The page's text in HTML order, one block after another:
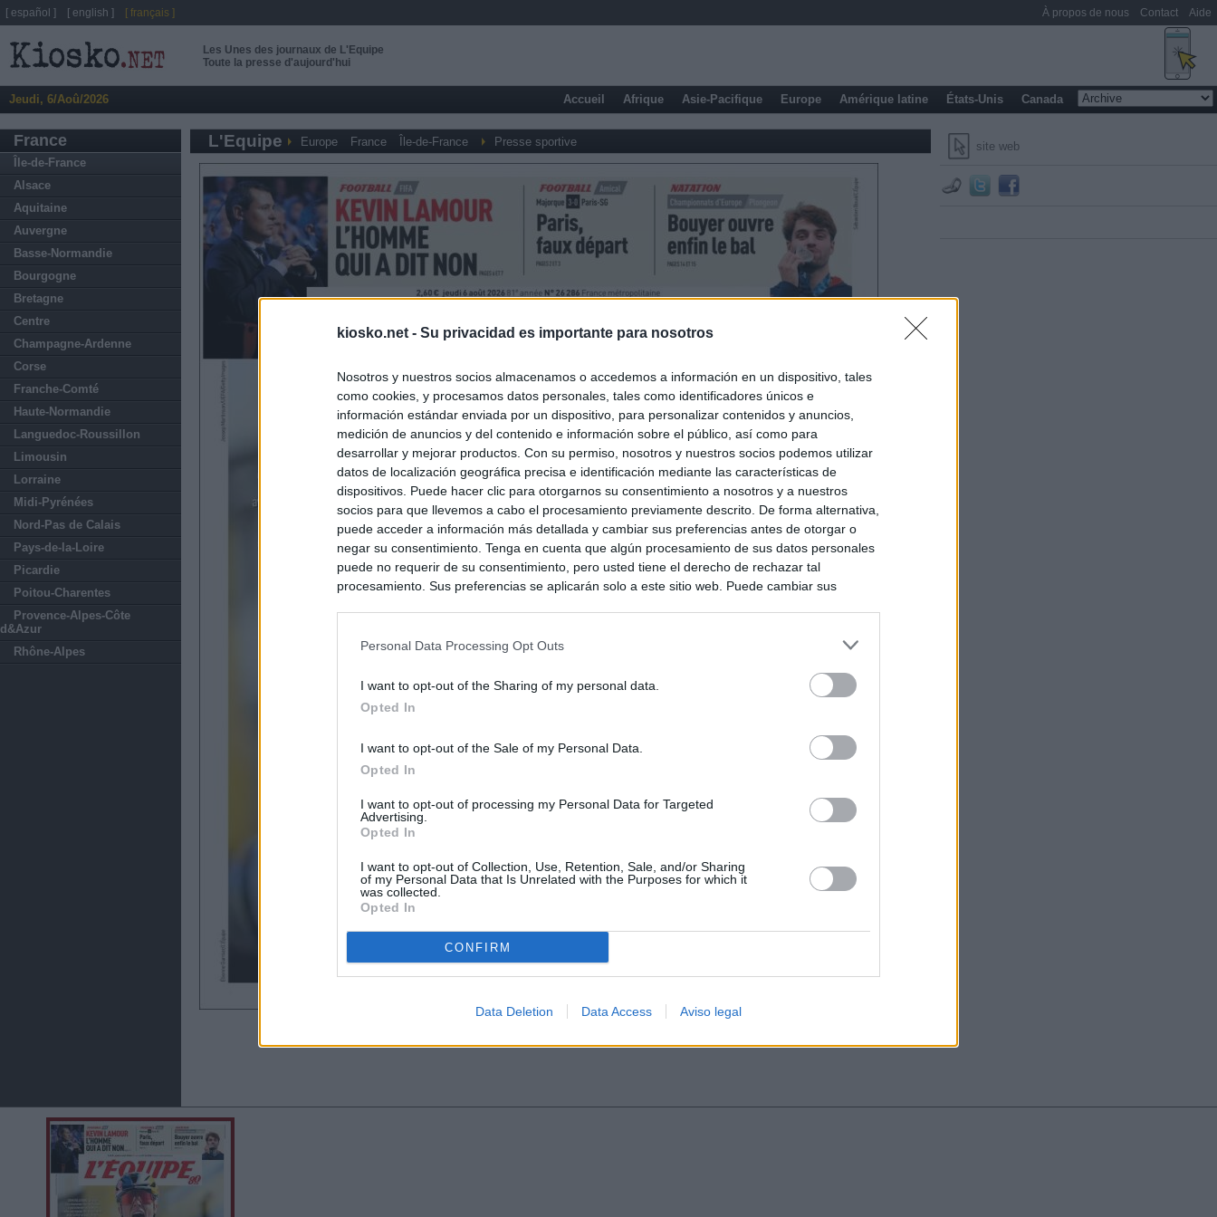
kiosko.net - Su privacidad es importante para nosotros
Nosotros y nuestros socios almacenamos o accedemos a información en un dispositivo, tales
como cookies, y procesamos datos personales, tales como identificadores únicos e
información estándar enviada por un dispositivo, para personalizar contenidos y anuncios,
medición de anuncios y del contenido e información sobre el público, así como para
desarrollar y mejorar productos. Con su permiso, nosotros y nuestros socios podemos utilizar
datos de localización geográfica precisa e identificación mediante las características de
dispositivos. Puede hacer clic para otorgarnos su consentimiento a nosotros y a nuestros
socios para que llevemos a cabo el procesamiento previamente descrito. De forma alternativa,
puede acceder a información más detallada y cambiar sus preferencias antes de otorgar o
negar su consentimiento. Tenga en cuenta que algún procesamiento de sus datos personales
puede no requerir de su consentimiento, pero usted tiene el derecho de rechazar tal
procesamiento. Sus preferencias se aplicarán solo a este sitio web. Puede cambiar sus
Personal Data Processing Opt Outs
I want to opt-out of the Sharing of my personal data.
Opted In
I want to opt-out of the Sale of my Personal Data.
Opted In
I want to opt-out of processing my Personal Data for Targeted
Advertising.
Opted In
I want to opt-out of Collection, Use, Retention, Sale, and/or Sharing
of my Personal Data that Is Unrelated with the Purposes for which it
was collected.
Opted In
CONFIRM
Data Deletion Data Access Aviso legal
Les Unes des journaux de L'Equipe
Toute la presse d'aujourd'hui
Jeudi, 6/Aoû/2026 Accueil Afrique Asie-Pacifique Europe Amérique latine États-Unis Canada
France
Île-de-France
Alsace
Aquitaine
Auvergne
Basse-Normandie
Bourgogne
Bretagne
Centre
Champagne-Ardenne
Corse
Franche-Comté
Haute-Normandie
Languedoc-Roussillon
Limousin
Lorraine
Midi-Pyrénées
Nord-Pas de Calais
Pays-de-la-Loire
Picardie
Poitou-Charentes
Provence-Alpes-Côte
d&Azur
Rhône-Alpes
site web
L'Equipe Europe France Île-de-France Presse sportive
[ español ] [ english ] [ français ] À propos de nous Contact Aide